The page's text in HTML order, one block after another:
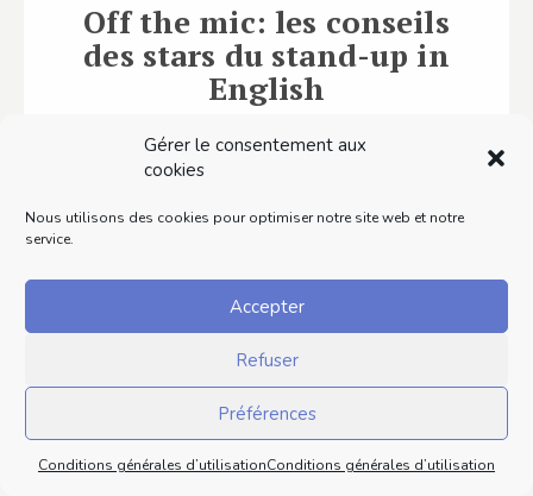
Gérer le consentement aux
cookies
Nous utilisons des cookies pour optimiser notre site web et notre
service.
Accepter
Refuser
Préférences
Conditions générales d’utilisationConditions générales d’utilisation
Off the mic: les conseils
des stars du stand-up in
English
Si vous avez toujours rêvé de savoir ce que
c'est, d'être humoriste stand-up, le livre Off